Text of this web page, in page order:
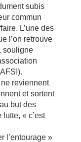
subis
commun
L’une des
l’on retrouve
souligne
reviennent
et sortent
but des
« c’est
l’entourage »